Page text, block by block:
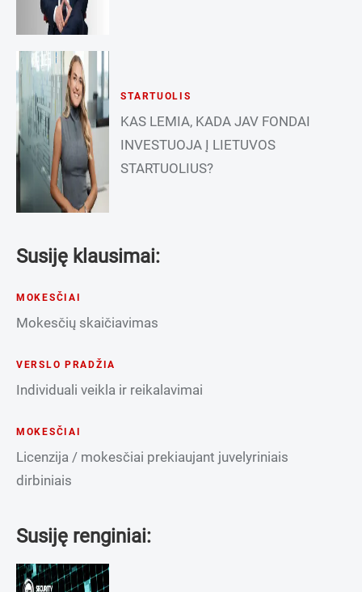
STARTUOLIS
KAS LEMIA, KADA JAV FONDAI
INVESTUOJA Į LIETUVOS
STARTUOLIUS?
Susiję klausimai:
MOKESČIAI
Mokesčių skaičiavimas
VERSLO PRADŽIA
Individuali veikla ir reikalavimai
MOKESČIAI
Licenzija / mokesčiai prekiaujant juvelyriniais
dirbiniais
Susiję renginiai: